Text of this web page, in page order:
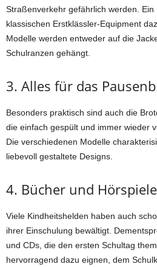
Straßenverkehr gefährlich werden.
klassischen Erstklässler-Equipment
Modelle werden entweder auf die
Schulranzen gehängt.
3. Alles für das
Besonders praktisch sind auch die
die einfach gespült und immer wieder
Die verschiedenen Modelle
liebevoll gestaltete Designs.
4. Bücher und Hörspiele
Viele Kindheitshelden haben auch
ihrer Einschulung bewältigt.
und CDs, die den ersten Schultag
hervorragend dazu eignen, dem